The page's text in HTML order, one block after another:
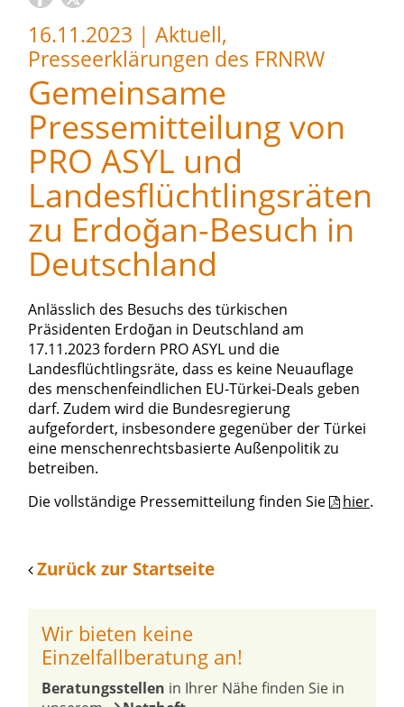
16.11.2023 | Aktuell,
Presseerklärungen des FRNRW
Gemeinsame
Pressemitteilung von
PRO ASYL und
Landesflüchtlingsräten
zu Erdoğan-Besuch in
Deutschland
Anlässlich des Besuchs des türkischen
Präsidenten Erdoğan in Deutschland am
17.11.2023 fordern PRO ASYL und die
Landesflüchtlingsräte, dass es keine Neuauflage
des menschenfeindlichen EU-Türkei-Deals geben
darf. Zudem wird die Bundesregierung
aufgefordert, insbesondere gegenüber der Türkei
eine menschenrechtsbasierte Außenpolitik zu
betreiben.
Die vollständige Pressemitteilung finden Sie
hier.
Zurück zur Startseite
Wir bieten keine
Einzelfallberatung an!
Beratungsstellen in Ihrer Nähe finden Sie in